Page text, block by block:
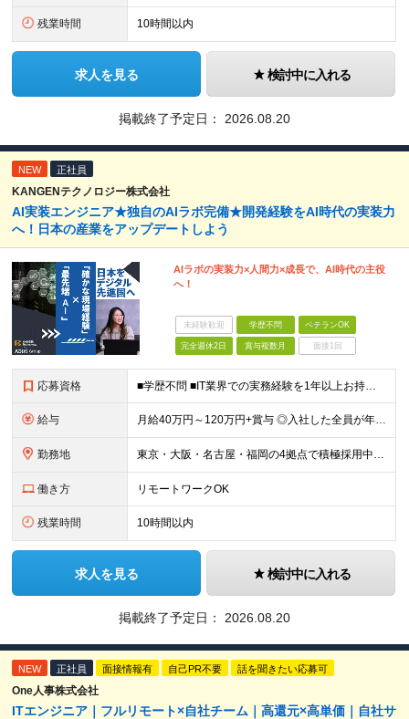
残業時間 10時間以内
求人を見る 検討中に入れる
掲載終了予定日： 2026.08.20
NEW 正社員
KANGENテクノロジー株式会社
AI実装エンジニア★独自のAIラボ完備★開発経験をAI時代の実装力
へ！日本の産業をアップデートしよう
AIラボの実装力×人間力×成長で、AI時代の主役
へ！
未経験歓迎 学歴不問 ベテランOK
完全週休2日 賞与複数月 面接1回
応募資格 ■学歴不問 ■IT業界での実務経験を1年以上お持ちの方 ★経験した業務範囲／使用言語などの開発環境／前職での雇用形態は一切不問です！ 【設立4年目で440名に拡大中！】 年齢・経験も多様なメンバーが
給与 月給40万円～120万円+賞与 ◎入社した全員が年収UPしています！平均161万円UP！ ※経験・能力などを考慮の上、決定します。 ※上記給与には、月30時間（7万6,000円～22万8,000円）
勤務地 東京・大阪・名古屋・福岡の4拠点で積極採用中。 ※転居を伴う転勤はなし。U・Iターン大歓迎！ ※本社または各拠点近郊のプロジェクト先での勤務となります。 ※プロジェクトにより、フルリモート相談可 【
働き方 リモートワークOK
残業時間 10時間以内
求人を見る 検討中に入れる
掲載終了予定日： 2026.08.20
NEW 正社員 面接情報有 自己PR不要 話を聞きたい応募可
One人事株式会社
ITエンジニア｜フルリモート×自社チーム｜高還元×高単価｜自社サ